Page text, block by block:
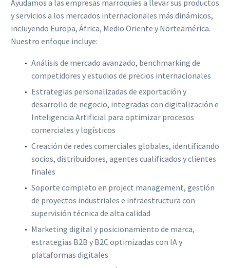
Ayudamos a las empresas marroquíes a llevar sus productos
y servicios a los mercados internacionales más dinámicos,
incluyendo Europa, África, Medio Oriente y Norteamérica.
Nuestro enfoque incluye:
Análisis de mercado avanzado, benchmarking de
competidores y estudios de precios internacionales
Estrategias personalizadas de exportación y
desarrollo de negocio, integradas con digitalización e
Inteligencia Artificial para optimizar procesos
comerciales y logísticos
Creación de redes comerciales globales, identificando
socios, distribuidores, agentes cualificados y clientes
finales
Soporte completo en project management, gestión
de proyectos industriales e infraestructura con
supervisión técnica de alta calidad
Marketing digital y posicionamiento de marca,
estrategias B2B y B2C optimizadas con IA y
plataformas digitales